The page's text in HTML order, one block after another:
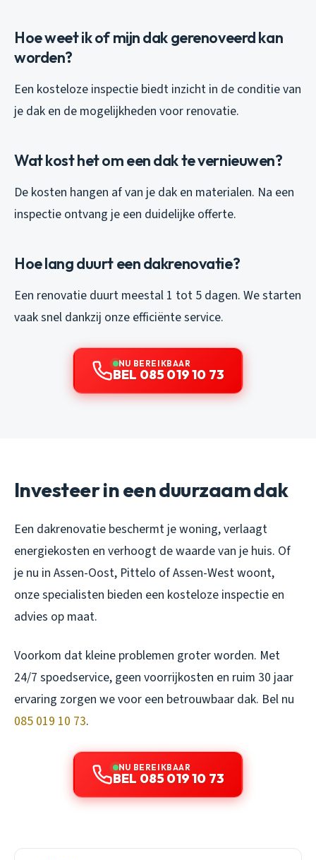
Hoe weet ik of mijn dak gerenoveerd kan
worden?
Een kosteloze inspectie biedt inzicht in de conditie van
je dak en de mogelijkheden voor renovatie.
Wat kost het om een dak te vernieuwen?
De kosten hangen af van je dak en materialen. Na een
inspectie ontvang je een duidelijke offerte.
Hoe lang duurt een dakrenovatie?
Een renovatie duurt meestal 1 tot 5 dagen. We starten
vaak snel dankzij onze efficiënte service.
NU BEREIKBAAR
BEL 085 019 10 73
Investeer in een duurzaam dak
Een dakrenovatie beschermt je woning, verlaagt
energiekosten en verhoogt de waarde van je huis. Of
je nu in Assen-Oost, Pittelo of Assen-West woont,
onze specialisten bieden een kosteloze inspectie en
advies op maat.
Voorkom dat kleine problemen groter worden. Met
24/7 spoedservice, geen voorrijkosten en ruim 30 jaar
ervaring zorgen we voor een betrouwbaar dak. Bel nu
085 019 10 73.
NU BEREIKBAAR
BEL 085 019 10 73